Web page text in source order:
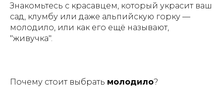
Знакомьтесь с красавцем, который украсит ваш
сад, клумбу или даже альпийскую горку —
молодило, или как его ещё называют,
"живучка".
Почему стоит выбрать молодило?